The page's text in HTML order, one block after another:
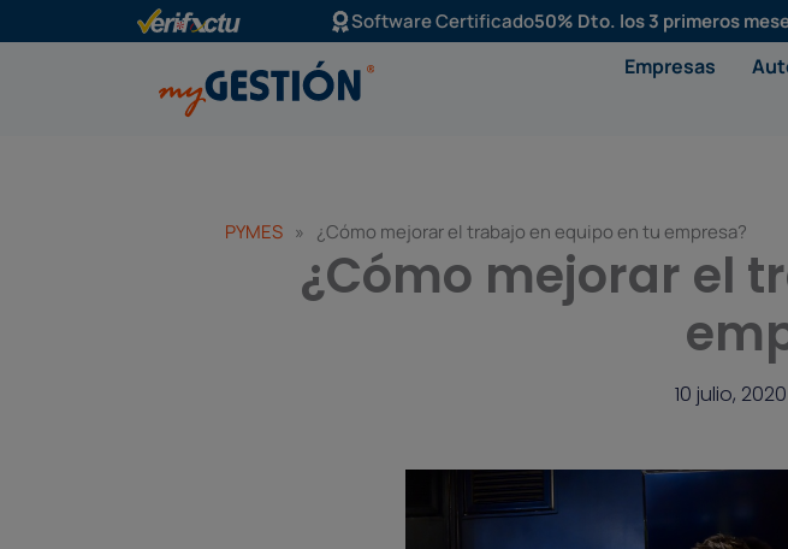
al
Software Certificado50% Dto. los 3 primeros
Empresas
PYMES » ¿Cómo mejorar el trabajo en equipo en tu empresa?
¿Cómo mejorar el
10 julio, 2020